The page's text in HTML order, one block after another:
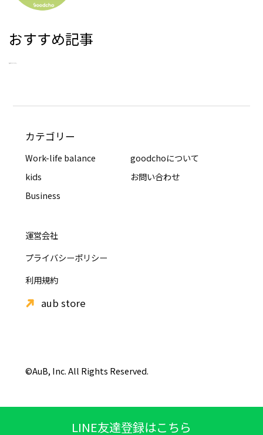
LINE友達登録はこちら
おすすめ記事
カテゴリー
Work-life balance
goodchoについて
kids
お問い合わせ
Business
運営会社
プライバシーポリシー
利用規約
aub store
©AuB, Inc. All Rights Reserved.